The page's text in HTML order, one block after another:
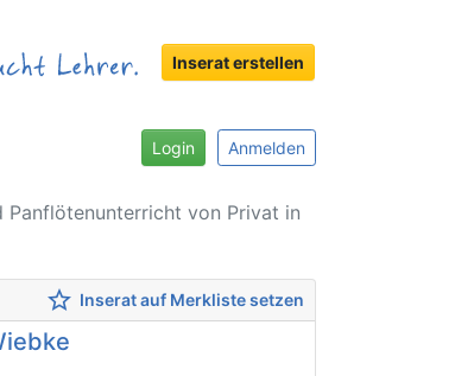
Inserat erstellen
Login Anmelden
von Privat in
star_border Inserat auf Merkliste setzen